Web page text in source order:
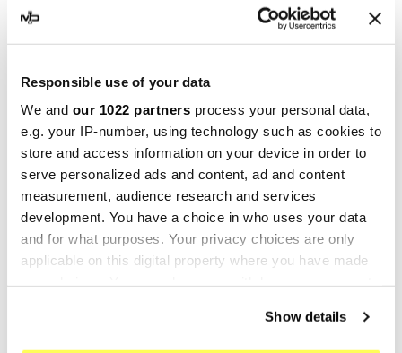
Responsible use of your data
We and our 1022 partners process your personal data,
e.g. your IP-number, using technology such as cookies to
store and access information on your device in order to
serve personalized ads and content, ad and content
measurement, audience research and services
development. You have a choice in who uses your data
and for what purposes. Your privacy choices are only
applicable on this digital property where you have made
Show details
GLI SCARICHI SPORTIVI GPR: LA SCELTA
IDEALE PER LA TUA MOTO
2925Visualizzazioni
Scopri la storia, i vantaggi e le moto più famose che
scelgono gli scarichi sportivi GPR. Un upgrade che
unisce prestazioni e stile.